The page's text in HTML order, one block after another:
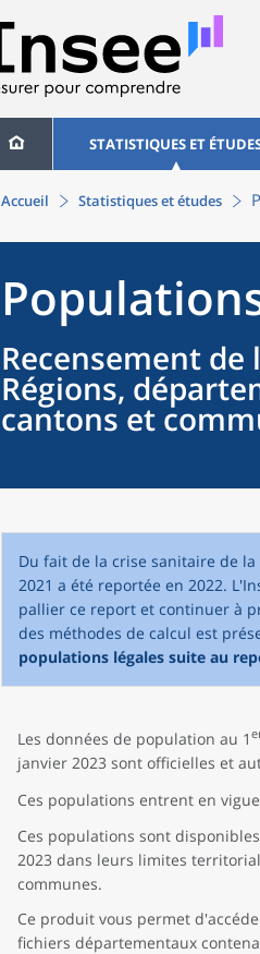
STATISTIQUES ET
Accueil Statistiques et études
Recensement
Régions,
cantons et
Du fait de la crise sanitaire de
2021 a été reportée en 2022.
pallier ce report et continuer à
des méthodes de calcul est
populations légales suite au
Les données de population au 1
janvier 2023 sont officielles et
Ces populations entrent en
Ces populations sont
2023 dans leurs limites
communes.
Ce produit vous permet
fichiers départementaux